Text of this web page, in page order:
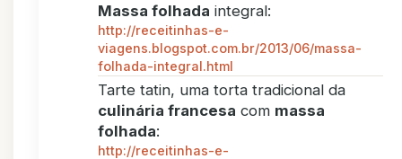
Massa folhada integral:
http://receitinhas-e-
viagens.blogspot.com.br/2013/06/massa-
folhada-integral.html
Tarte tatin, uma torta tradicional da
culinária francesa com massa
folhada:
http://receitinhas-e-